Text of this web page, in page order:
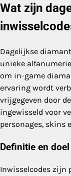
Wat zijn
Dagelijkse
unieke
om in-game
ervaring wordt
vrijgegeven door
ingewisseld voor
personages, skins
Definitie en
Inwisselcodes zijn